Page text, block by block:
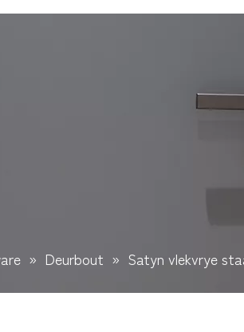
» Deurbout » Satyn vlekvrye